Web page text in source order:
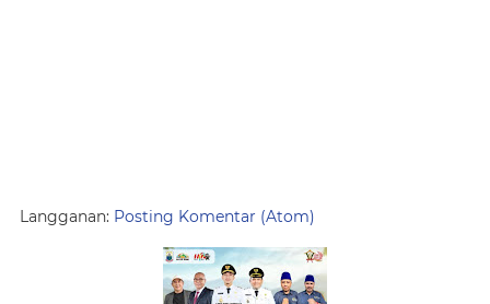
Langganan: Posting Komentar (Atom)